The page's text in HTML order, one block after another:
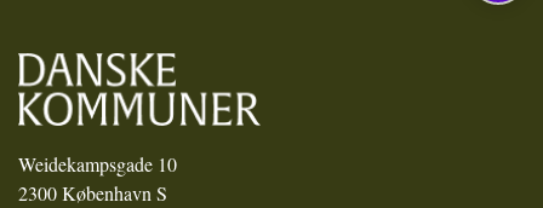
Weidekampsgade 10
2300 København S